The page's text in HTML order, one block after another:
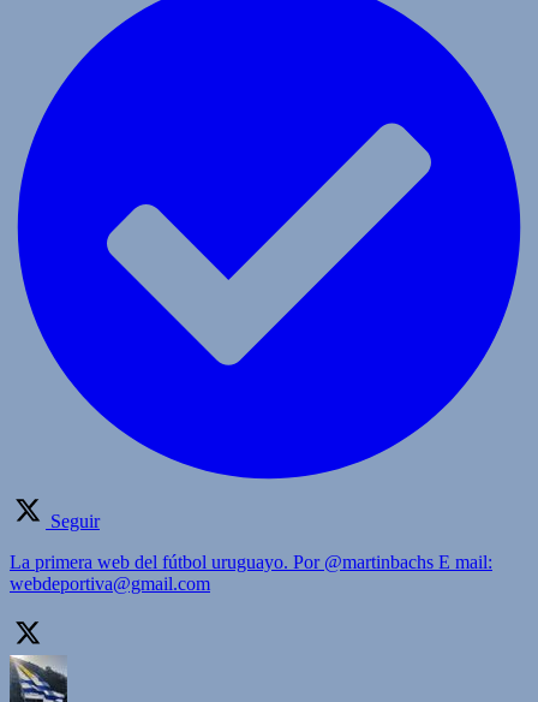
Seguir
La primera web del fútbol uruguayo. Por @martinbachs E mail:
webdeportiva@gmail.com